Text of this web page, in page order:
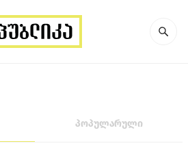
პოპულარული